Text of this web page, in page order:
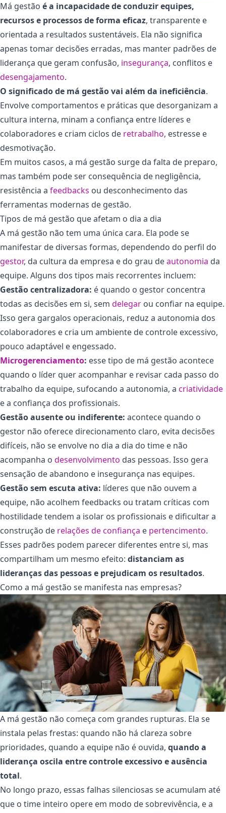
Má gestão é a incapacidade de conduzir equipes,
recursos e processos de forma eficaz, transparente e
orientada a resultados sustentáveis. Ela não significa
apenas tomar decisões erradas, mas manter padrões de
liderança que geram confusão, insegurança, conflitos e
desengajamento.
O significado de má gestão vai além da ineficiência.
Envolve comportamentos e práticas que desorganizam a
cultura interna, minam a confiança entre líderes e
colaboradores e criam ciclos de retrabalho, estresse e
desmotivação.
Em muitos casos, a má gestão surge da falta de preparo,
mas também pode ser consequência de negligência,
resistência a feedbacks ou desconhecimento das
ferramentas modernas de gestão.
Tipos de má gestão que afetam o dia a dia
A má gestão não tem uma única cara. Ela pode se
manifestar de diversas formas, dependendo do perfil do
gestor, da cultura da empresa e do grau deautonomia da
equipe. Alguns dos tipos mais recorrentes incluem:
Gestão centralizadora: é quando o gestor concentra
todas as decisões em si, sem delegar ou confiar na equipe.
Isso gera gargalos operacionais, reduz a autonomia dos
colaboradores e cria um ambiente de controle excessivo,
pouco adaptável e engessado.
Microgerenciamento: esse tipo de má gestão acontece
quando o líder quer acompanhar e revisar cada passo do
trabalho da equipe, sufocando a autonomia, a criatividade
e a confiança dos profissionais.
Gestão ausente ou indiferente: acontece quando o
gestor não oferece direcionamento claro, evita decisões
difíceis, não se envolve no dia a dia do time e não
acompanha o desenvolvimento das pessoas. Isso gera
sensação de abandono e insegurança nas equipes.
Gestão sem escuta ativa: líderes que não ouvem a
equipe, não acolhem feedbacks ou tratam críticas com
hostilidade tendem a isolar os profissionais e dificultar a
construção de relações de confiança e pertencimento.
Esses padrões podem parecer diferentes entre si, mas
compartilham um mesmo efeito: distanciam as
lideranças das pessoas e prejudicam os resultados.
Como a má gestão se manifesta nas empresas?
A má gestão não começa com grandes rupturas. Ela se
instala pelas frestas: quando não há clareza sobre
prioridades, quando a equipe não é ouvida, quando a
liderança oscila entre controle excessivo e ausência
total.
No longo prazo, essas falhas silenciosas se acumulam até
que o time inteiro opere em modo de sobrevivência, e a